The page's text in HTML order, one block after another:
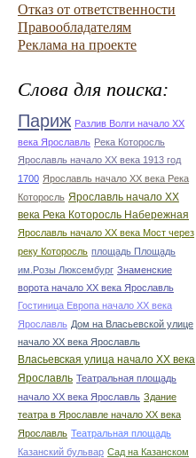
Отказ от ответственности
Правообладателям
Реклама на проекте
Слова для поиска:
Париж Разлив Волги начало ХХ
века Ярославль Река Которосль
Ярославль начало ХХ века 1913 год
1700 Ярославль начало ХХ века Река
Которосль Ярославль начало ХХ
века Река Которосль Набережная
Ярославль начало ХХ века Мост через
реку Которосль площадь Площадь
им.Розы Люксембург Знаменские
ворота начало ХХ века Ярославль
Гостиница Европа начало ХХ века
Ярославль Дом на Власьевской улице
начало ХХ века Ярославль
Власьевская улица начало ХХ века
Ярославль Театральная площадь
начало ХХ века Ярославль Здание
театра в Ярославле начало ХХ века
Ярославль Театральная площадь
Казанский бульвар Сад на Казанском